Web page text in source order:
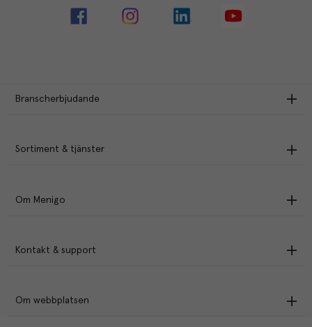
Branscherbjudande
Sortiment & tjänster
Om Menigo
Kontakt & support
Om webbplatsen